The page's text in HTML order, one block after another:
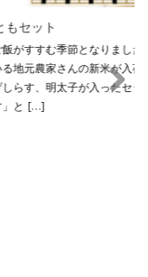
。 まるましらすやのし
しました！ そこで新米
トのご紹介です。 釜揚